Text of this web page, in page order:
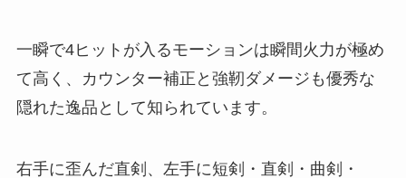
一瞬で4ヒットが入るモーションは瞬間火力が極め
て高く、カウンター補正と強靭ダメージも優秀な
隠れた逸品として知られています。
右手に歪んだ直剣、左手に短剣・直剣・曲剣・